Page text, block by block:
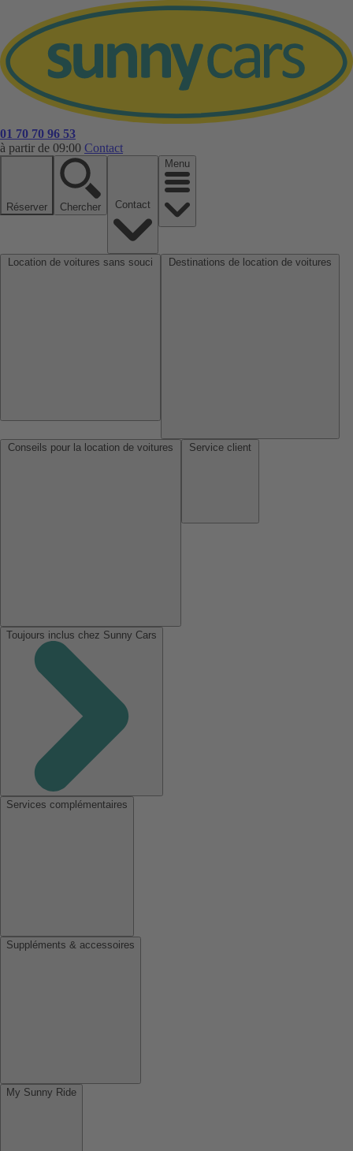
01 70 70 96 53
à partir de 09:00 Contact
Réserver Chercher
Menu
Toujours inclus chez Sunny Cars
Services complémentaires
Suppléments & accessoires
My Sunny Ride